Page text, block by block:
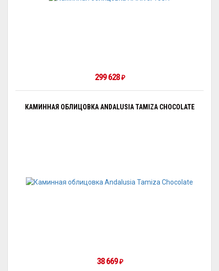
299 628 ₽
КАМИННАЯ ОБЛИЦОВКА ANDALUSIA TAMIZA CHOCOLATE
38 669 ₽